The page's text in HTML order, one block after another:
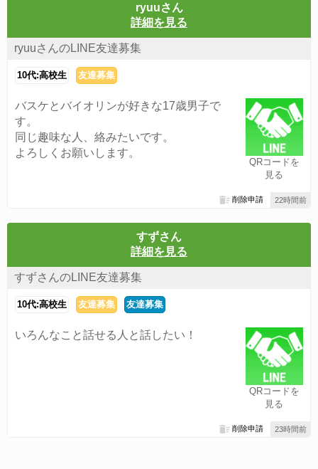
ryuuさん
詳細を見る
ryuuさんのLINE友達募集
10代:高校生 友達募集
QRコードを
見る
バスケとバイオリンが好きな17歳男子で
す。
同じ趣味な人、絡みたいです。
よろしくお願いします。
22時間前
削除申請
すずさん
詳細を見る
すずさんのLINE友達募集
10代:高校生 友達募集 友達募集
QRコードを
見る
いろんなこと話せる人と話したい！
23時間前
削除申請